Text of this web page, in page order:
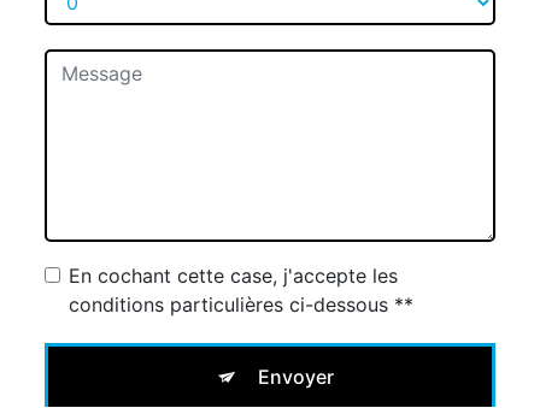
En cochant cette case, j'accepte les
conditions particulières ci-dessous **
Envoyer